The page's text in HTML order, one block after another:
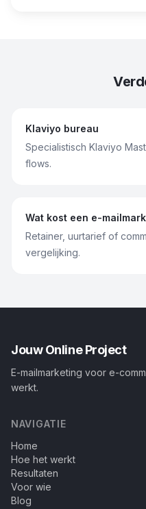
Klaviyo bureau
Specialistisch Klaviyo
flows.
Wat kost een e-
Retainer, uurtarief of
vergelijking.
Jouw Online Project
E-mailmarketing voor e-
werkt.
NAVIGATIE
Home
Hoe het werkt
Resultaten
Voor wie
Blog